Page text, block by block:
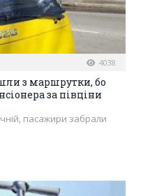
4038
з маршрутки, бо
за півціни
пасажири забрали